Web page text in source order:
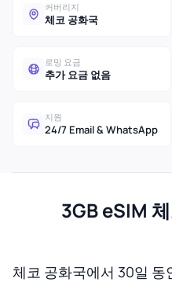
커버리지
체코 공화국
로밍 요금
추가 요금 없음
지원
24/7 Email & WhatsApp
3GB eSIM
체코 공화국에서 30일 동